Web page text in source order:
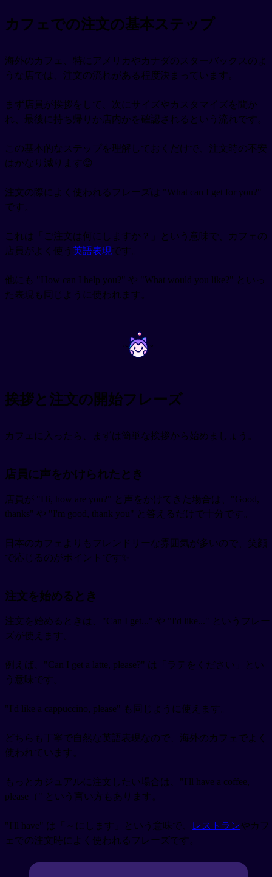
カフェでの注文の基本ステップ
海外のカフェ、特にアメリカやカナダのスターバックスのよ
うな店では、注文の流れがある程度決まっています。
まず店員が挨拶をして、次にサイズやカスタマイズを聞か
れ、最後に持ち帰りか店内かを確認されるという流れです。
この基本的なステップを理解しておくだけで、注文時の不安
はかなり減ります😊
注文の際によく使われるフレーズは "What can I get for you?"
です。
これは「ご注文は何にしますか？」という意味で、カフェの
店員がよく使う 英語表現です。
他にも "How can I help you?" や "What would you like?" といっ
た表現も同じように使われます。
~ ~
挨拶と注文の開始フレーズ
カフェに入ったら、まずは簡単な挨拶から始めましょう。
店員に声をかけられたとき
店員が "Hi, how are you?" と声をかけてきた場合は、"Good,
thanks" や "I'm good, thank you" と答えるだけで十分です。
日本のカフェよりもフレンドリーな雰囲気が多いので、笑顔
で応じるのがポイントです✨
注文を始めるとき
注文を始めるときは、"Can I get..." や "I'd like..." というフレー
ズが使えます。
例えば、"Can I get a latte, please?" は「ラテをください」とい
う意味です。
"I'd like a cappuccino, please" も同じように使えます。
どちらも丁寧で自然な英語表現なので、海外のカフェでよく
使われています。
もっとカジュアルに注文したい場合は、"I'll have a coffee,
please（" という言い方もあります。
"I'll have" は「～にします」という意味で、 レストランやカフ
ェでの注文時によく使われるフレーズです。